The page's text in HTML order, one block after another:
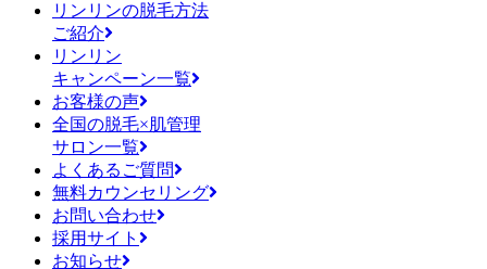
リンリンの脱毛方法
ご紹介
リンリン
キャンペーン一覧
お客様の声
全国の脱毛×肌管理
サロン一覧
よくあるご質問
無料カウンセリング
お問い合わせ
採用サイト
お知らせ